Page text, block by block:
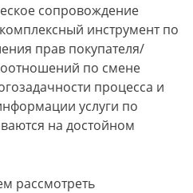
сопровождение
инструмент по
прав покупателя/
по смене
процесса и
услуги по
на достойном
рассмотреть